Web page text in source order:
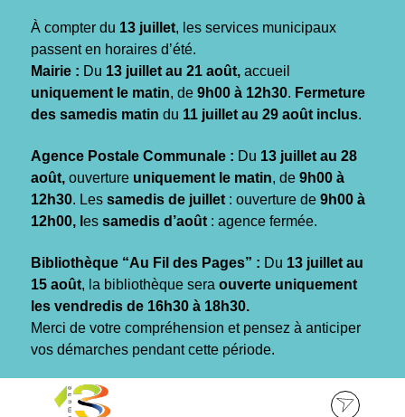
À compter du 13 juillet, les services municipaux
passent en horaires d’été.
Mairie : Du 13 juillet au 21 août, accueil
uniquement le matin, de 9h00 à 12h30. Fermeture
des samedis matin du 11 juillet au 29 août inclus.
Agence Postale Communale : Du 13 juillet au 28
août, ouverture uniquement le matin, de 9h00 à
12h30. Les samedis de juillet : ouverture de 9h00 à
12h00, l es samedis d’août : agence fermée.
Bibliothèque “Au Fil des Pages” : Du 13 juillet au
15 août, la bibliothèque sera ouverte uniquement
les vendredis de 16h30 à 18h30.
Merci de votre compréhension et pensez à anticiper
vos démarches pendant cette période.